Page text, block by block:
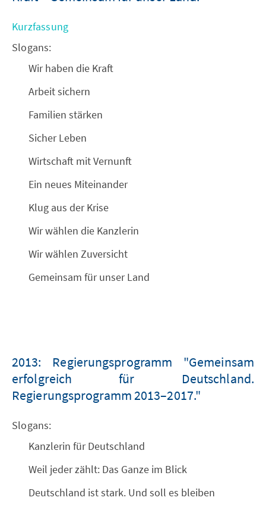
Kurzfassung
Slogans:
Wir haben die Kraft
Arbeit sichern
Familien stärken
Sicher Leben
Wirtschaft mit Vernunft
Ein neues Miteinander
Klug aus der Krise
Wir wählen die Kanzlerin
Wir wählen Zuversicht
Gemeinsam für unser Land
2013: Regierungsprogramm "Gemeinsam
erfolgreich für Deutschland.
Regierungsprogramm 2013–2017."
Slogans:
Kanzlerin für Deutschland
Weil jeder zählt: Das Ganze im Blick
Deutschland ist stark. Und soll es bleiben